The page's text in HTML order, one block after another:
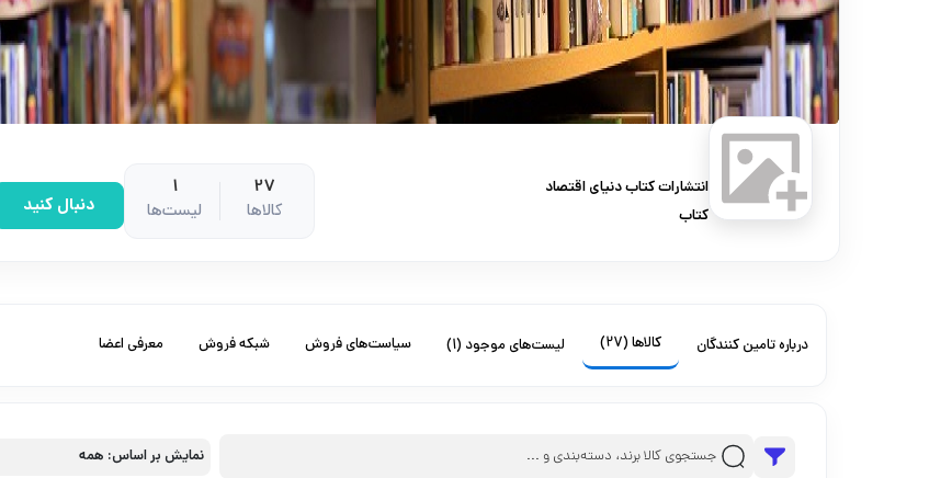
انتشارات کتاب دنیای اقتصاد
کتاب
27
کالاها
1
لیست‌ها دنبال کنید
درباره تامین کنندگان کالاها (27) لیست‌های موجود (1) سیاست‌های فروش شبکه فروش معرفی اعضا
نمایش بر اساس: همه